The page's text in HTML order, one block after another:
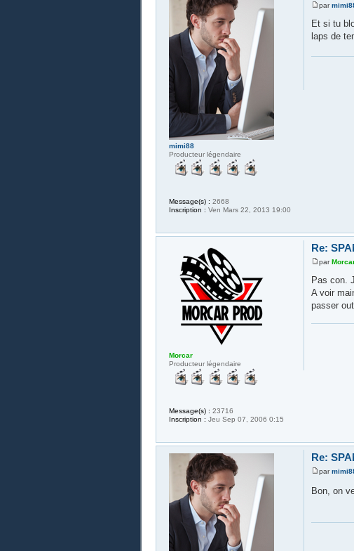
par
Et si tu
laps de
mimi88
Producteur légendaire
Message(s) : 2668
Inscription : Ven Mars 22, 2013 19:00
Re:
par
Pas con.
A voir
passer
Morcar
Producteur légendaire
Message(s) : 23716
Inscription : Jeu Sep 07, 2006 0:15
Re:
par
Bon, on